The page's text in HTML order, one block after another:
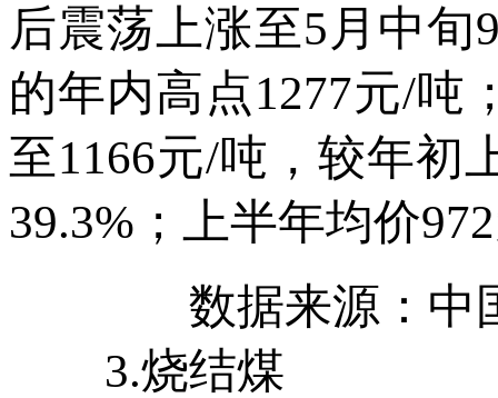
后震荡上涨至5月中
的年内高点1277元/吨
至1166元/吨，较年初
39.3%；上半年均价
数据来源：中
3.烧结煤